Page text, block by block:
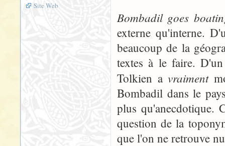
Site Web
Bombadil goes
externe qu'interne.
beaucoup de la
textes à le faire.
Tolkien avraiment
Bombadil dans le
plus qu'anecdotique.
question de la
que l'on ne retrouve